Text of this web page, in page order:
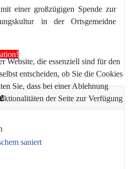
einer großzügigen Spende zur
in der Ortsgemeidne
saniert
Website, die essenziell sind für den
entscheiden, ob Sie die Cookies
Sie, dass bei einer Ablehnung
der Seite zur Verfügung